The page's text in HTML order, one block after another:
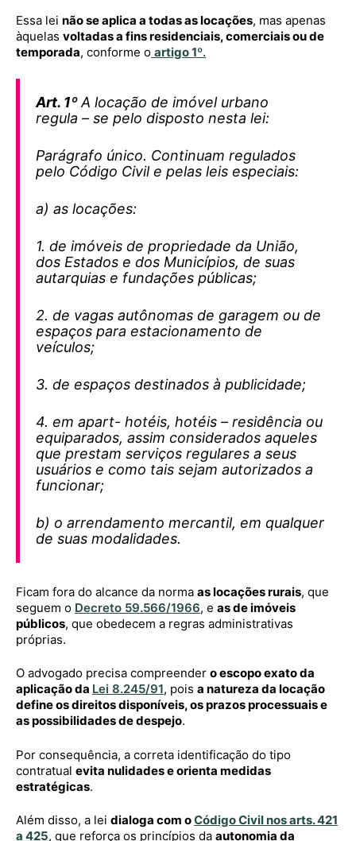
Essa lei não se aplica a todas as locações, mas apenas
àquelas voltadas a fins residenciais, comerciais ou de
temporada, conforme o artigo 1º.
Art. 1ºA locação de imóvel urbano
regula – se pelo disposto nesta lei:
Parágrafo único. Continuam regulados
pelo Código Civil e pelas leis especiais:
a) as locações:
1. de imóveis de propriedade da União,
dos Estados e dos Municípios, de suas
autarquias e fundações públicas;
2. de vagas autônomas de garagem ou de
espaços para estacionamento de
veículos;
3. de espaços destinados à publicidade;
4. em apart- hotéis, hotéis – residência ou
equiparados, assim considerados aqueles
que prestam serviços regulares a seus
usuários e como tais sejam autorizados a
funcionar;
b) o arrendamento mercantil, em qualquer
de suas modalidades.
Ficam fora do alcance da norma as locações rurais, que
seguem o Decreto 59.566/1966, e as de imóveis
públicos, que obedecem a regras administrativas
próprias.
O advogado precisa compreender o escopo exato da
aplicação da Lei 8.245/91, pois a natureza da locação
define os direitos disponíveis, os prazos processuais e
as possibilidades de despejo.
Por consequência, a correta identificação do tipo
contratual evita nulidades e orienta medidas
estratégicas.
Além disso, a lei dialoga com oCódigo Civil nos arts. 421
a 425, que reforça os princípios da autonomia da